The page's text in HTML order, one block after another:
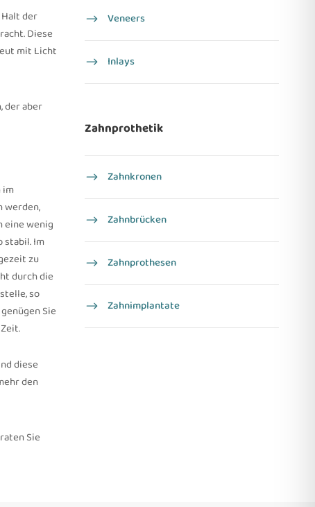
der
Diese
mit Licht
der aber
im
werden,
eine wenig
stabil. Im
zu
durch die
so
Sie
diese
den
Sie
Veneers
Inlays
Zahnprothetik
Zahnkronen
Zahnbrücken
Zahnprothesen
Zahn­implantate